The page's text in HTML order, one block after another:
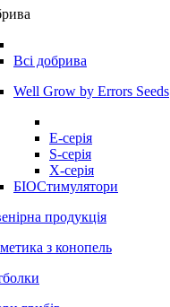
Всі добрива
Well Grow by Errors Seeds
E-серія
S-серія
X-серія
БІОСтимулятори
продукція
з конопель